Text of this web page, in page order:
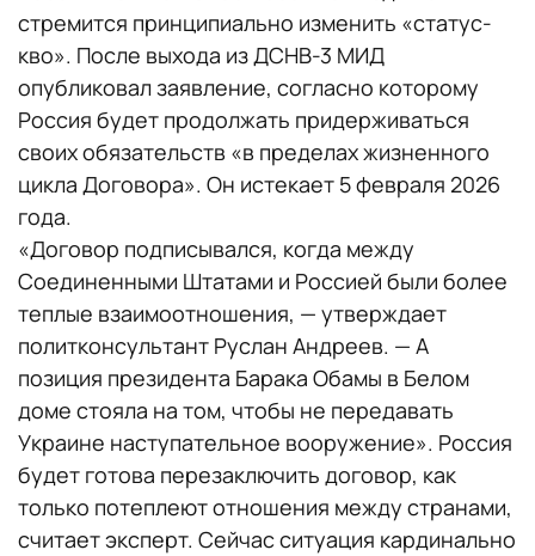
стремится принципиально изменить «статус-
кво». После выхода из ДСНВ-3 МИД
опубликовал заявление, согласно которому
Россия будет продолжать придерживаться
своих обязательств «в пределах жизненного
цикла Договора». Он истекает 5 февраля 2026
года.
«Договор подписывался, когда между
Соединенными Штатами и Россией были более
теплые взаимоотношения, — утверждает
политконсультант Руслан Андреев. — А
позиция президента Барака Обамы в Белом
доме стояла на том, чтобы не передавать
Украине наступательное вооружение». Россия
будет готова перезаключить договор, как
только потеплеют отношения между странами,
считает эксперт. Сейчас ситуация кардинально